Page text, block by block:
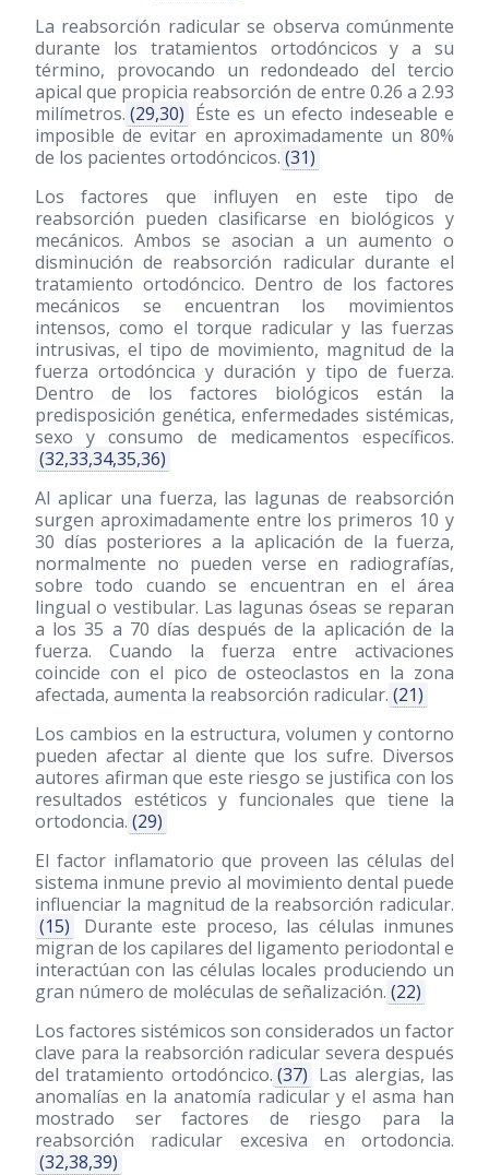
La reabsorción radicular se observa comúnmente
durante los tratamientos ortodóncicos y a su
término, provocando un redondeado del tercio
apical que propicia reabsorción de entre 0.26 a 2.93
milímetros. (29,30) Éste es un efecto indeseable e
imposible de evitar en aproximadamente un 80%
de los pacientes ortodóncicos. (31)
Los factores que influyen en este tipo de
reabsorción pueden clasificarse en biológicos y
mecánicos. Ambos se asocian a un aumento o
disminución de reabsorción radicular durante el
tratamiento ortodóncico. Dentro de los factores
mecánicos se encuentran los movimientos
intensos, como el torque radicular y las fuerzas
intrusivas, el tipo de movimiento, magnitud de la
fuerza ortodóncica y duración y tipo de fuerza.
Dentro de los factores biológicos están la
predisposición genética, enfermedades sistémicas,
sexo y consumo de medicamentos específicos.
(32,33,34,35,36)
Al aplicar una fuerza, las lagunas de reabsorción
surgen aproximadamente entre los primeros 10 y
30 días posteriores a la aplicación de la fuerza,
normalmente no pueden verse en radiografías,
sobre todo cuando se encuentran en el área
lingual o vestibular. Las lagunas óseas se reparan
a los 35 a 70 días después de la aplicación de la
fuerza. Cuando la fuerza entre activaciones
coincide con el pico de osteoclastos en la zona
afectada, aumenta la reabsorción radicular. (21)
Los cambios en la estructura, volumen y contorno
pueden afectar al diente que los sufre. Diversos
autores afirman que este riesgo se justifica con los
resultados estéticos y funcionales que tiene la
ortodoncia. (29)
El factor inflamatorio que proveen las células del
sistema inmune previo al movimiento dental puede
influenciar la magnitud de la reabsorción radicular.
(15)
Durante este proceso, las células inmunes
migran de los capilares del ligamento periodontal e
interactúan con las células locales produciendo un
gran número de moléculas de señalización. (22)
Los factores sistémicos son considerados un factor
clave para la reabsorción radicular severa después
del tratamiento ortodóncico. (37) Las alergias, las
anomalías en la anatomía radicular y el asma han
mostrado ser factores de riesgo para la
reabsorción radicular excesiva en ortodoncia.
(32,38,39)